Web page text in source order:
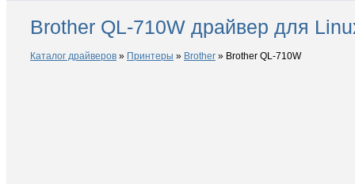
Brother QL-710W драйвер для
Каталог драйверов » Принтеры » Brother » Brother QL-710W